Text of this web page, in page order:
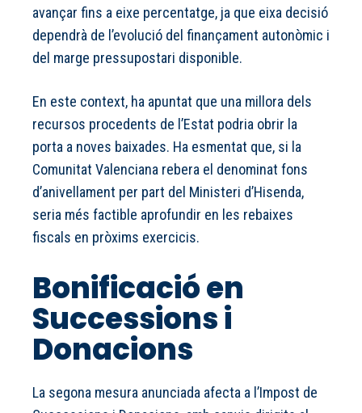
avançar fins a eixe percentatge, ja que eixa decisió
dependrà de l’evolució del finançament autonòmic i
del marge pressupostari disponible.
En este context, ha apuntat que una millora dels
recursos procedents de l’Estat podria obrir la
porta a noves baixades. Ha esmentat que, si la
Comunitat Valenciana rebera el denominat fons
d’anivellament per part del Ministeri d’Hisenda,
seria més factible aprofundir en les rebaixes
fiscals en pròxims exercicis.
Bonificació en
Successions i
Donacions
La segona mesura anunciada afecta a l’Impost de